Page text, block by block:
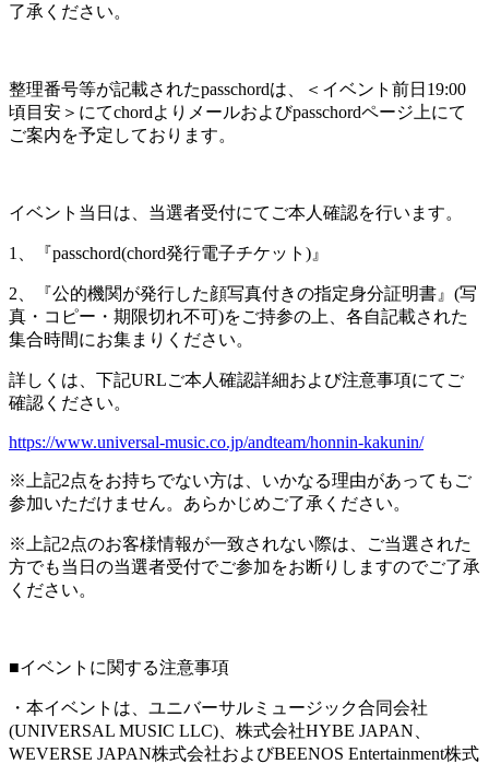
了承ください。
整理番号等が記載されたpasschordは、＜イベント前日19:00
頃目安＞にてchordよりメールおよびpasschordページ上にて
ご案内を予定しております。
イベント当日は、当選者受付にてご本人確認を行います。
1、『passchord(chord発行電子チケット)』
2、『公的機関が発行した顔写真付きの指定身分証明書』(写
真・コピー・期限切れ不可)をご持参の上、各自記載された
集合時間にお集まりください。
詳しくは、下記URLご本人確認詳細および注意事項にてご
確認ください。
https://www.universal-music.co.jp/andteam/honnin-kakunin/
※上記2点をお持ちでない方は、いかなる理由があってもご
参加いただけません。あらかじめご了承ください。
※上記2点のお客様情報が一致されない際は、ご当選された
方でも当日の当選者受付でご参加をお断りしますのでご了承
ください。
■イベントに関する注意事項
・本イベントは、ユニバーサルミュージック合同会社
(UNIVERSAL MUSIC LLC)、株式会社HYBE JAPAN、
WEVERSE JAPAN株式会社およびBEENOS Entertainment株式